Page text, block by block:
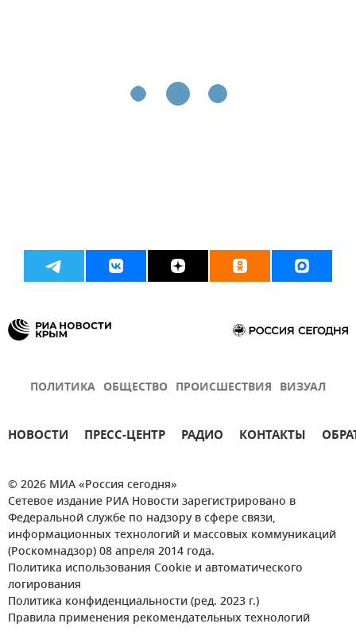
ПОЛИТИКА ОБЩЕСТВО ПРОИСШЕСТВИЯ ВИЗУАЛ
НОВОСТИ ПРЕСС-ЦЕНТР РАДИО КОНТАКТЫ
© 2026 МИА «Россия сегодня»
Сетевое издание РИА Новости зарегистрировано в
Федеральной службе по надзору в сфере связи,
информационных технологий и массовых коммуникаций
(Роскомнадзор) 08 апреля 2014 года.
Политика использования Cookie и автоматического
логирования
Политика конфиденциальности (ред. 2023 г.)
Правила применения рекомендательных технологий